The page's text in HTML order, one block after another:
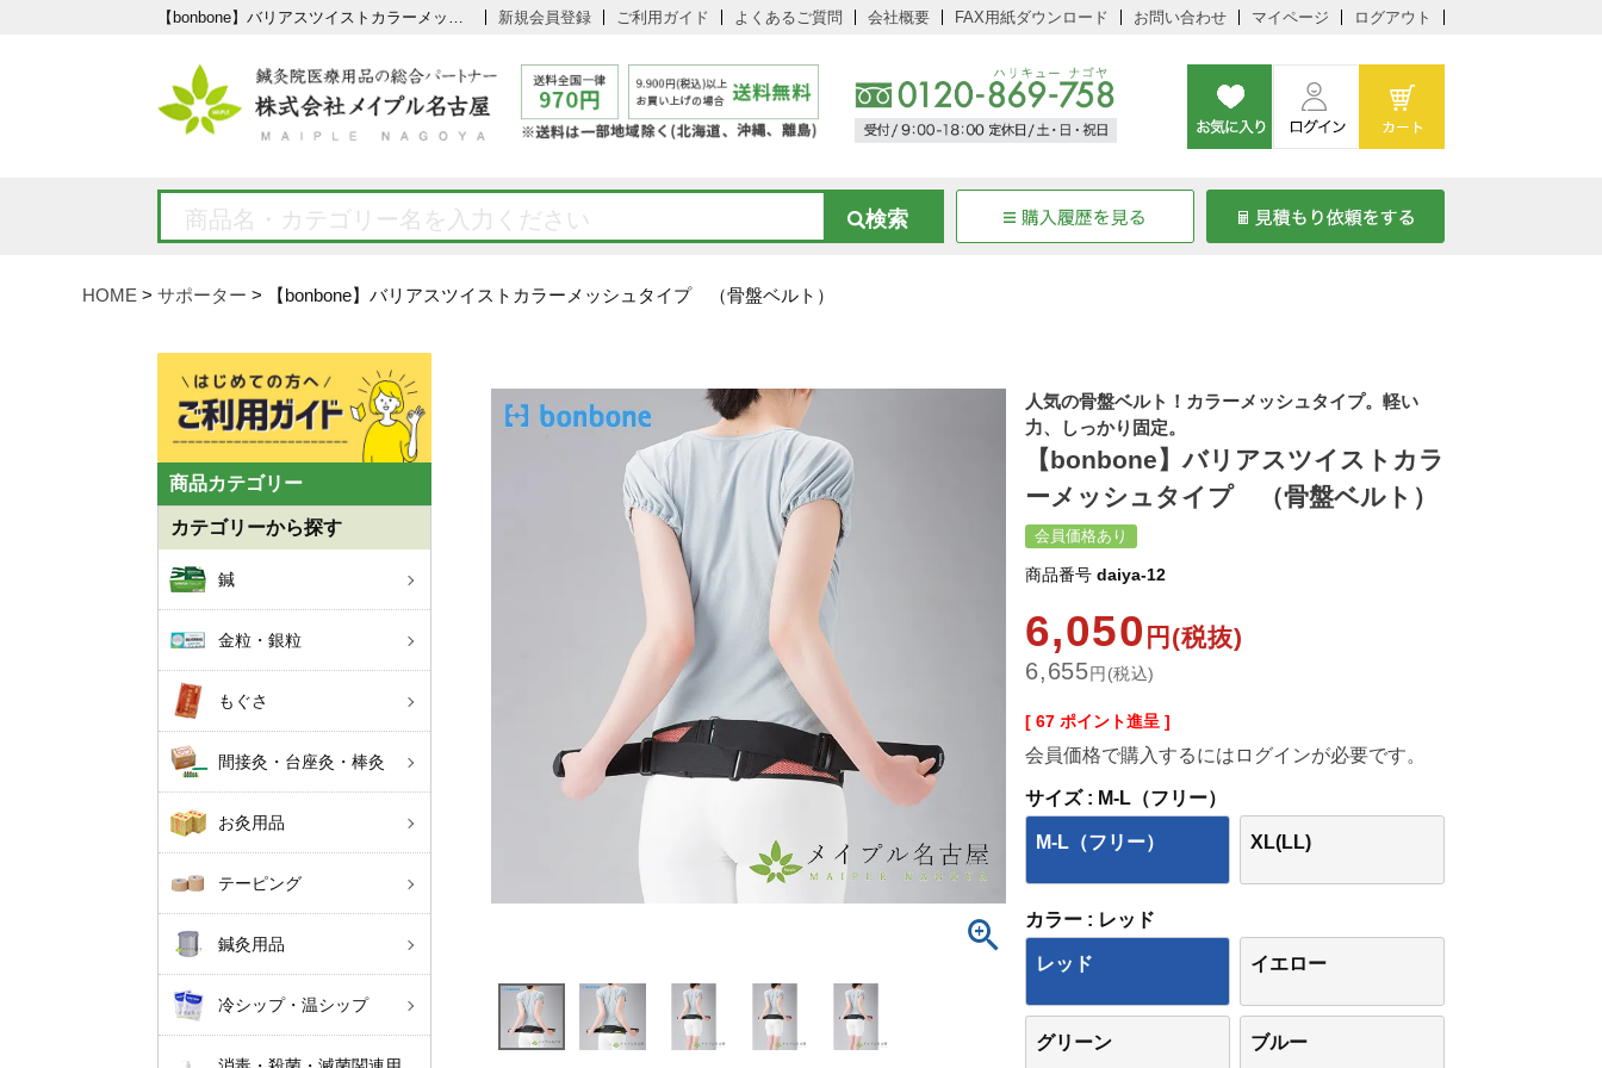
【bonbone】バリアスツイストカラーメッシュタイプ （骨盤ベルト）の通販なら5,000点以上の豊富な品揃えのメイプル名古屋へ 新規会員登録 ご利用ガイド よくあるご質問 会社概要 FAX用紙ダウンロード お問い合わせ マイページ ログアウト
HOME サポーター 【bonbone】バリアスツイストカラーメッシュタイプ （骨盤ベルト）
商品カテゴリー
カテゴリーから探す
鍼
金粒・銀粒
もぐさ
間接灸・台座灸・棒灸
お灸用品
テーピング
鍼灸用品
冷シップ・温シップ
人気の骨盤ベルト！カラーメッシュタイプ。軽い
力、しっかり固定。
【bonbone】バリアスツイストカラ
ーメッシュタイプ （骨盤ベルト）
会員価格あり
商品番号 daiya-12
6,050 円(税抜)
6,655円(税込)
[ 67 ポイント進呈 ]
会員価格で購入するにはログインが必要です。
サイズ M-L（フリー）
M-L（フリー） XL(LL)
カラー レッド
レッド イエロー
グリーン ブルー